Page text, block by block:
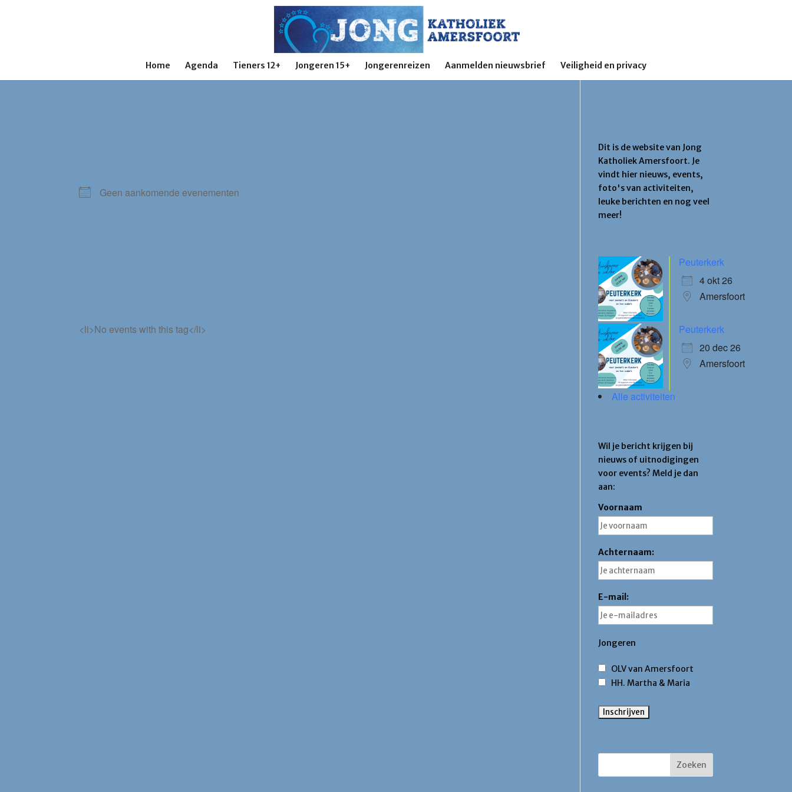
Home Agenda Tieners 12+ Jongeren 15+ Jongerenreizen Aanmelden nieuwsbrief Veiligheid en privacy
Geen aankomende evenementen
<li>No events with this tag</li>
Dit is de website van Jong
Katholiek Amersfoort. Je
vindt hier nieuws, events,
foto's van activiteiten,
leuke berichten en nog veel
meer!
Peuterkerk
4 okt 26
Amersfoort
Peuterkerk
20 dec 26
Amersfoort
Alle activiteiten
Wil je bericht krijgen bij
nieuws of uitnodigingen
voor events? Meld je dan
aan:
Voornaam
Achternaam:
E-mail:
Jongeren
OLV van Amersfoort
HH. Martha & Maria